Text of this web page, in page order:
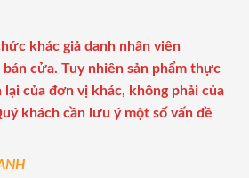
khác giả danh nhân viên
cửa. Tuy nhiên sản phẩm thực
của đơn vị khác, không phải của
khách cần lưu ý một số vấn đề